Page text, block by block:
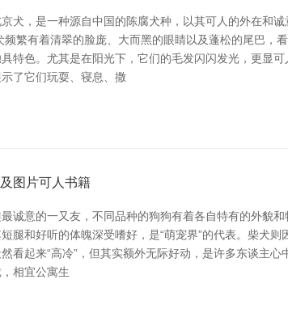
犬，是一种源自中国的陈腐犬种，以其可人的外在和
频繁有着清翠的脸庞、大而黑的眼睛以及蓬松的尾巴，
特色。尤其是在阳光下，它们的毛发闪闪发光，更显
了它们玩耍、寝息、撒
图片可人书籍
诚意的一又友，不同品种的狗狗有着各自特有的外貌
腿和好听的体魄深受嗜好，是“萌宠界”的代表。柴犬
看起来“高冷”，但其实额外无际好动，是许多东谈主
相宜公寓生